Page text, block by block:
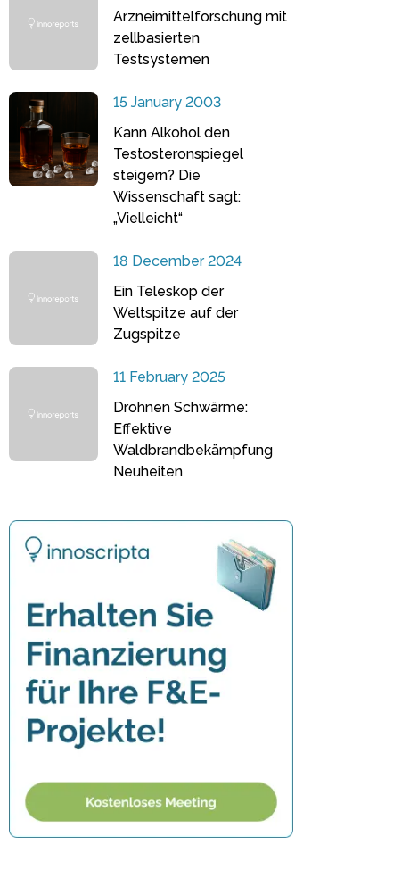
Arzneimittelforschung mit
zellbasierten
Testsystemen
15 January 2003
Kann Alkohol den
Testosteronspiegel
steigern? Die
Wissenschaft sagt:
„Vielleicht“
18 December 2024
Ein Teleskop der
Weltspitze auf der
Zugspitze
11 February 2025
Drohnen Schwärme:
Effektive
Waldbrandbekämpfung
Neuheiten